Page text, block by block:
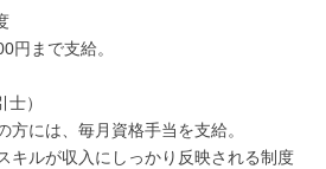
円まで支給。
）
方には、毎月資格手当を支給。
キルが収入にしっかり反映される制度